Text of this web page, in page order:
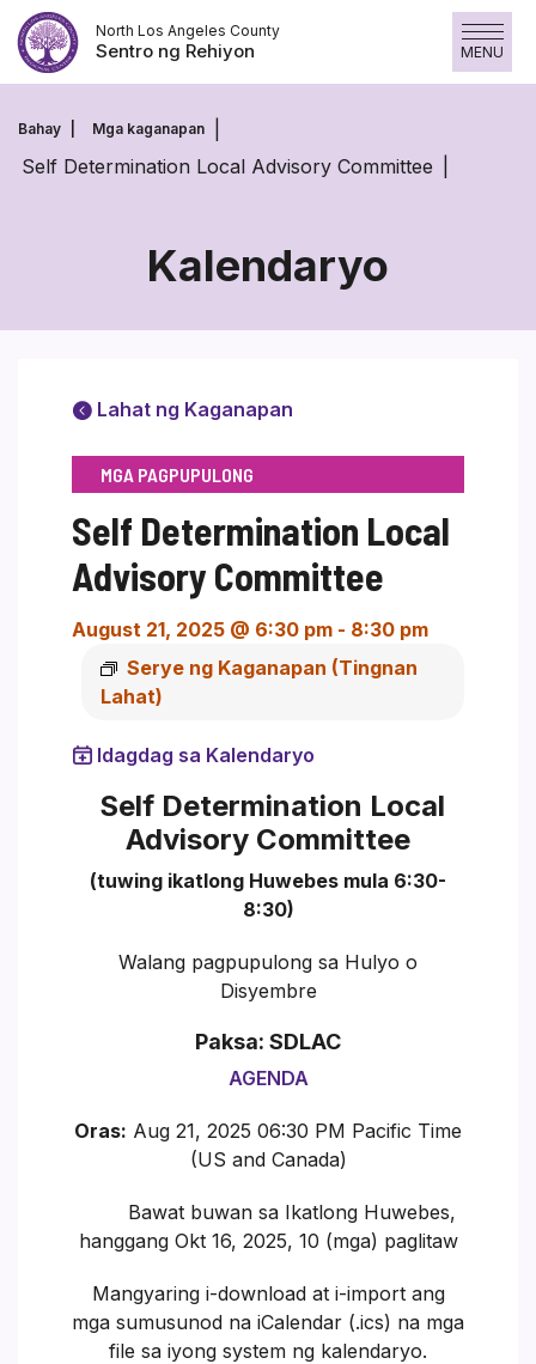
Laktawan
ang
nilalaman
North Los Angeles County
Sentro ng Rehiyon MENU
Bahay Mga kaganapan
Self Determination Local Advisory Committee
Kalendaryo
Lahat ng Kaganapan
MGA PAGPUPULONG
Self Determination Local
Advisory Committee
August 21, 2025 @ 6:30 pm - 8:30 pm
Serye ng Kaganapan (Tingnan
Lahat)
Idagdag sa Kalendaryo
Self Determination Local
Advisory Committee
(tuwing ikatlong Huwebes mula 6:30-
8:30)
Walang pagpupulong sa Hulyo o
Disyembre
Paksa: SDLAC
AGENDA
Oras: Aug 21, 2025 06:30 PM Pacific Time
(US and Canada)
Bawat buwan sa Ikatlong Huwebes,
hanggang Okt 16, 2025, 10 (mga) paglitaw
Mangyaring i-download at i-import ang
mga sumusunod na iCalendar (.ics) na mga
file sa iyong system ng kalendaryo.